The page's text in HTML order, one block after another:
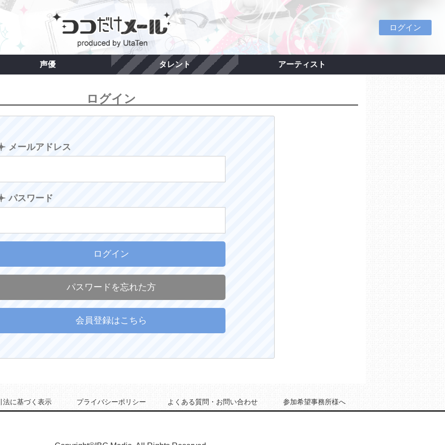
ログイン
声優 タレント アーティスト
ログイン
メールアドレス
パスワード
ログイン
パスワードを忘れた方
会員登録はこちら
法に基づく表示 プライバシーポリシー よくある質問・お問い合わせ 参加希望事務所様へ